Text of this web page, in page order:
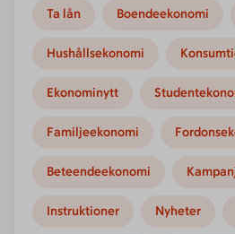
Ta lån Boendeekonomi
Hushållsekonomi
Ekonominytt
Familjeekonomi
Beteendeekonomi
Instruktioner Nyheter